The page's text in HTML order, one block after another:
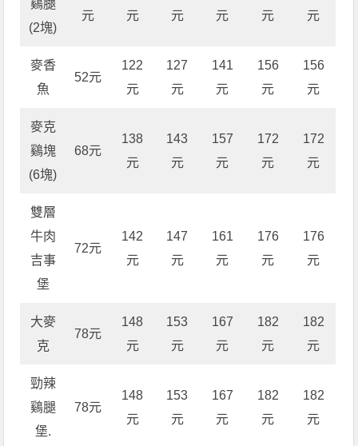
鷄腿
(2塊)
元 元 元 元 元 元
麥香
魚
52元
122
元
127
元
141
元
156
元
156
元
麥克
鷄塊
(6塊)
68元
138
元
143
元
157
元
172
元
172
元
雙層
牛肉
吉事
堡
72元
142
元
147
元
161
元
176
元
176
元
大麥
克
78元
148
元
153
元
167
元
182
元
182
元
勁辣
鷄腿
堡.
78元
148
元
153
元
167
元
182
元
182
元